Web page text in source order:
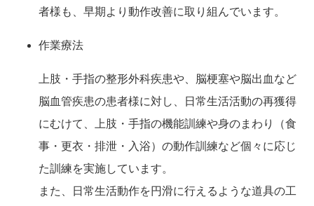
者様も、早期より動作改善に取り組んでいます。
作業療法
上肢・手指の整形外科疾患や、脳梗塞や脳出血など
脳血管疾患の患者様に対し、日常生活活動の再獲得
にむけて、上肢・手指の機能訓練や身のまわり（食
事・更衣・排泄・入浴）の動作訓練など個々に応じ
た訓練を実施しています。
また、日常生活動作を円滑に行えるような道具の工